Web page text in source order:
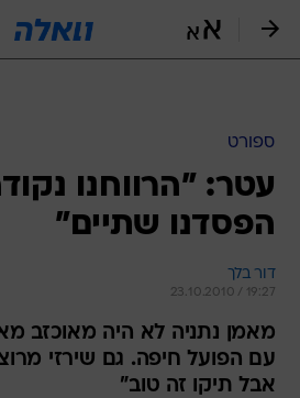
ספורט
עטר: "הרווחנו
הפסדנו שתיים"
דור בלך
23.10.2010 / 19:27
עם הפועל חיפה. גם שירזי
אבל תיקו זה טוב"